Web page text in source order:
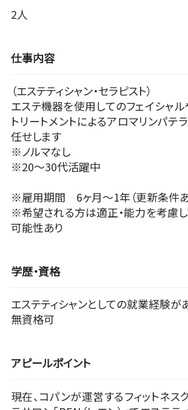
2人
仕事内容
（エステティシャン・セラピスト）
エステ機器を使用してのフェイシャル
トリートメントによるアロマリンパテ
任せします
※ノルマなし
※20～30代活躍中
※雇用期間 6ヶ月～1年（更新条件あ
※希望される方は適正・能力を考慮
可能性あり
学歴・資格
エステティシャンとしての就業経験が
無資格可
アピールポイント
現在、コパンが運営するフィットネス